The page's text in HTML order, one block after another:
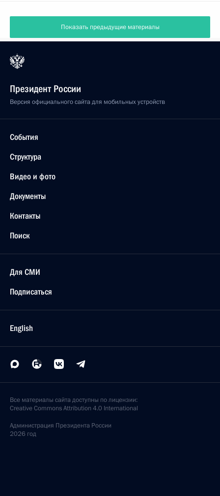
Показать предыдущие материалы
Президент России
Версия официального сайта для мобильных устройств
События
Структура
Видео и фото
Документы
Контакты
Поиск
Для СМИ
Подписаться
English
Все материалы сайта доступны по лицензии:
Creative Commons Attribution 4.0 International
Администрация Президента России
2026 год